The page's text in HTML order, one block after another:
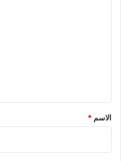
*
الاسم *